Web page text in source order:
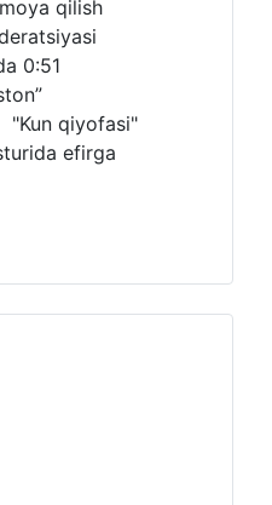
qilish
0:51
"Kun qiyofasi"
efirga